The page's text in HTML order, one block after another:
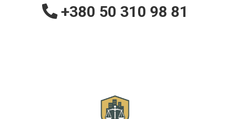
+380 50 310 98 81